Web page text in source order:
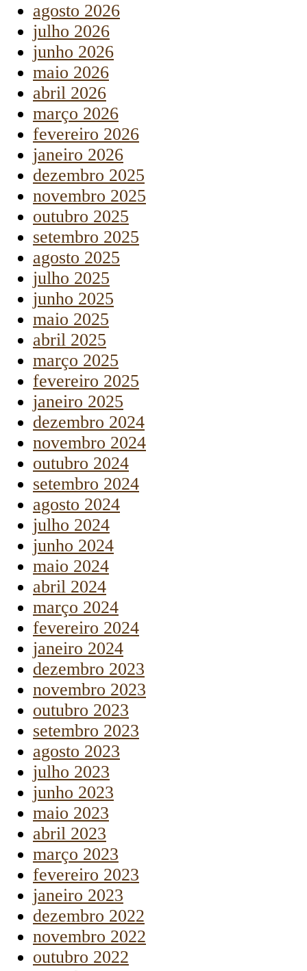
agosto 2026
julho 2026
junho 2026
maio 2026
abril 2026
março 2026
fevereiro 2026
janeiro 2026
dezembro 2025
novembro 2025
outubro 2025
setembro 2025
agosto 2025
julho 2025
junho 2025
maio 2025
abril 2025
março 2025
fevereiro 2025
janeiro 2025
dezembro 2024
novembro 2024
outubro 2024
setembro 2024
agosto 2024
julho 2024
junho 2024
maio 2024
abril 2024
março 2024
fevereiro 2024
janeiro 2024
dezembro 2023
novembro 2023
outubro 2023
setembro 2023
agosto 2023
julho 2023
junho 2023
maio 2023
abril 2023
março 2023
fevereiro 2023
janeiro 2023
dezembro 2022
novembro 2022
outubro 2022